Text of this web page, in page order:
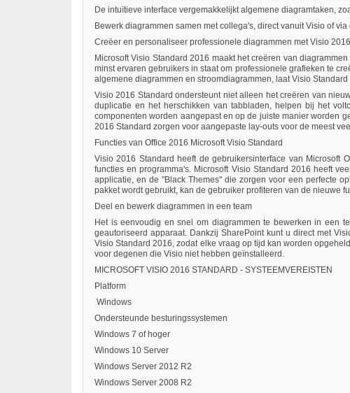
De intuïtieve interface vergemakkelijkt algemene diagramtaken,
Bewerk diagrammen samen met collega's, direct vanuit Visio of via
Creëer en personaliseer professionele diagrammen met Visio
Microsoft Visio Standard 2016 maakt het creëren van
minst ervaren gebruikers in staat om professionele grafieken te
algemene diagrammen en stroomdiagrammen, laat Visio
Visio 2016 Standard ondersteunt niet alleen het creëren van
duplicatie en het herschikken van tabbladen, helpen bij het
componenten worden aangepast en op de juiste manier worden
2016 Standard zorgen voor aangepaste lay-outs voor de meest
Functies van Office 2016 Microsoft Visio Standard
Visio 2016 Standard heeft de gebruikersinterface van Microsoft
functies en programma's. Microsoft Visio Standard 2016 heeft
applicatie, en de "Black Themes" die zorgen voor een perfecte
pakket wordt gebruikt, kan de gebruiker profiteren van de nieuwe
Deel en bewerk diagrammen in een team
Het is eenvoudig en snel om diagrammen te bewerken in een
geautoriseerd apparaat. Dankzij SharePoint kunt u direct met
Visio Standard 2016, zodat elke vraag op tijd kan worden
voor degenen die Visio niet hebben geïnstalleerd.
MICROSOFT VISIO 2016 STANDARD - SYSTEEMVEREISTEN
Platform
Windows
Ondersteunde besturingssystemen
Windows 7 of hoger
Windows 10 Server
Windows Server 2012 R2
Windows Server 2008 R2